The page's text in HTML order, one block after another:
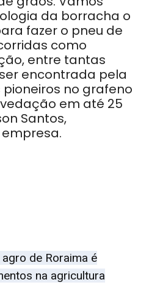
da borracha o
fazer o pneu de
como
entre tantas
encontrada pela
pioneiros no grafeno
em até 25
Santos,
de Roraima é
na agricultura